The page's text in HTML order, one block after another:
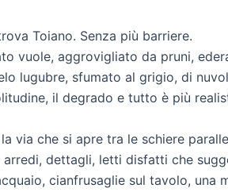
Toiano. Senza più barriere.
vuole, aggrovigliato da pruni,
lugubre, sfumato al grigio, di
il degrado e tutto è più
via che si apre tra le schiere
dettagli, letti disfatti che
cianfrusaglie sul tavolo, una